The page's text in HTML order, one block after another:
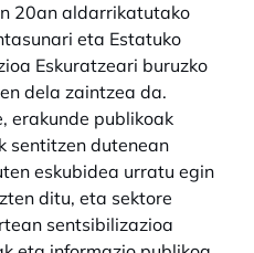
20an aldarrikatutako
eta Estatuko
Eskuratzeari buruzko
dela zaintzea da.
erakunde publikoak
sentitzen dutenean
eskubidea urratu egin
ditu, eta sektore
sentsibilizazioa